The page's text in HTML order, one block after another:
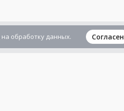
на обработку данных. Согласен